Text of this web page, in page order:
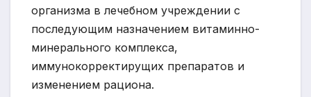
организма в лечебном учреждении с
последующим назначением витаминно-
минерального комплекса,
иммунокорректирущих препаратов и
изменением рациона.